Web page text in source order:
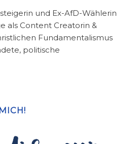
und Ex-AfD-Wählerin
als Content Creatorin &
Fundamentalismus
politische